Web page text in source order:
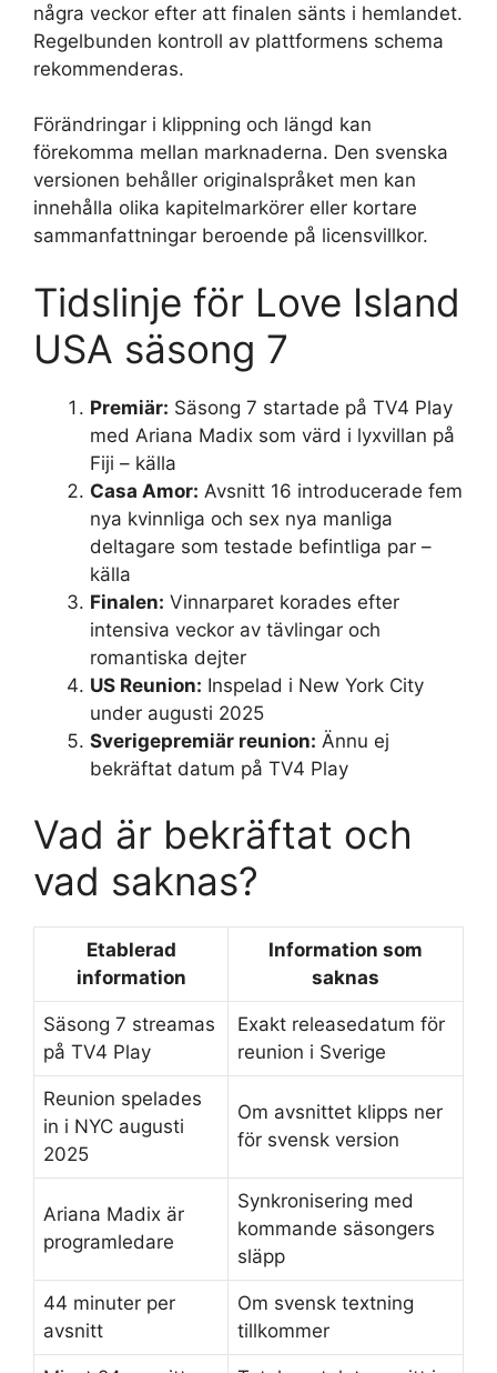
några veckor efter att finalen sänts i hemlandet.
Regelbunden kontroll av plattformens schema
rekommenderas.
Förändringar i klippning och längd kan
förekomma mellan marknaderna. Den svenska
versionen behåller originalspråket men kan
innehålla olika kapitelmarkörer eller kortare
sammanfattningar beroende på licensvillkor.
Tidslinje för Love Island
USA säsong 7
Premiär: Säsong 7 startade på TV4 Play
med Ariana Madix som värd i lyxvillan på
Fiji – källa
Casa Amor: Avsnitt 16 introducerade fem
nya kvinnliga och sex nya manliga
deltagare som testade befintliga par –
källa
Finalen: Vinnarparet korades efter
intensiva veckor av tävlingar och
romantiska dejter
US Reunion: Inspelad i New York City
under augusti 2025
Sverigepremiär reunion: Ännu ej
bekräftat datum på TV4 Play
Vad är bekräftat och
vad saknas?
Etablerad
information
Information som
saknas
Säsong 7 streamas
på TV4 Play
Exakt releasedatum för
reunion i Sverige
Reunion spelades
in i NYC augusti
2025
Om avsnittet klipps ner
för svensk version
Ariana Madix är
programledare
Synkronisering med
kommande säsongers
släpp
44 minuter per
avsnitt
Om svensk textning
tillkommer